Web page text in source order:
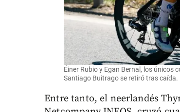
Éiner Rubio y Egan Bernal, los únicos
Santiago Buitrago se retiró tras caída.
Entre tanto, el neerlandés